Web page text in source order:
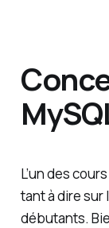
L’un des
tant à dire sur
débutants.